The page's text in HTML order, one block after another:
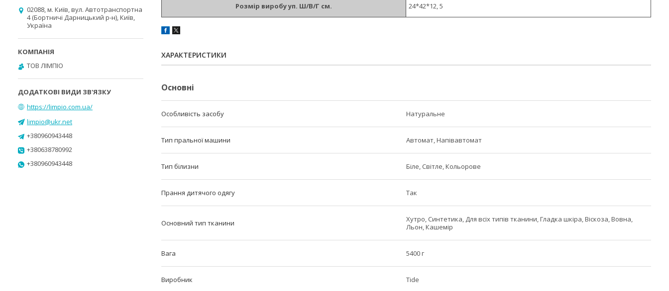
Розмір виробу уп. Ш/В/Г см. 24*42*12, 5
ХАРАКТЕРИСТИКИ
Основні
Особливість засобу Натуральне
Тип пральної машини Автомат, Напівавтомат
Тип білизни Біле, Світле, Кольорове
Прання дитячого одягу Так
Основний тип тканини
Хутро, Синтетика, Для всіх типів тканини, Гладка шкіра, Віскоза, Вовна,
Льон, Кашемір
Вага 5400 г
Виробник Tide
02088, м. Київ, вул. Автотранспортна
4 (Бортничі Дарницький р-н), Київ,
Україна
ТОВ ЛІМПІО
https://limpio.com.ua/
limpio@ukr.net
+380960943448
+380638780992
+380960943448